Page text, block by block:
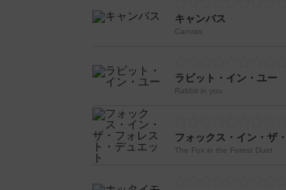
キャンバス
Canvas
ラビット・イン・ユー
Rabbit in you
フォックス・イン・ザ
The Fox in the Forest Duet